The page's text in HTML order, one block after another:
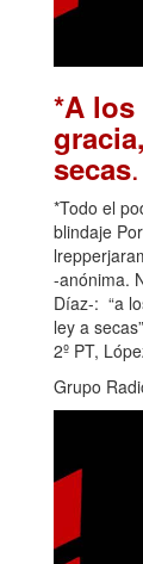
*A
secas
*Todo el
blindaje
-anónima.
Díaz-: “a
ley a
2º PT,
Grupo